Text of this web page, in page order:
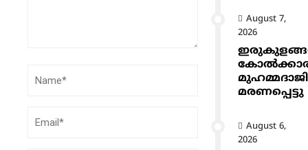
August 7,
2026
മുഹമ്മദാജി
മരണപ്പെട്ടു
August 6,
2026